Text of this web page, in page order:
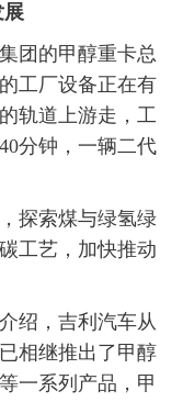
团的甲醇重卡总
工厂设备正在有
轨道上游走，工
分钟，一辆二代
探索煤与绿氢绿
工艺，加快推动
绍，吉利汽车从
相继推出了甲醇
一系列产品，甲